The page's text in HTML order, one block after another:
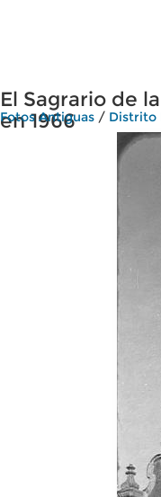
El Sagrario de
en 1966
Fotos Antiguas / Distrito